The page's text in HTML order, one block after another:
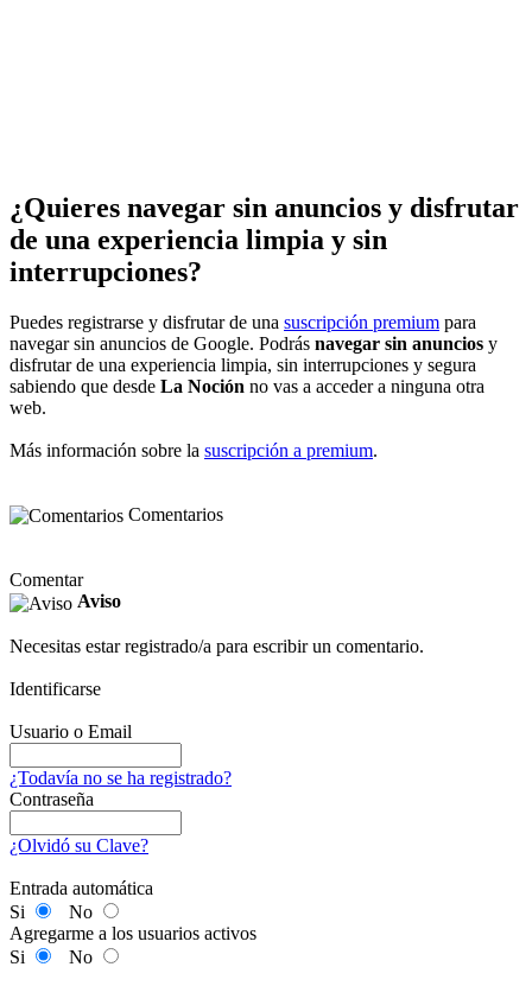
¿Quieres navegar sin anuncios y disfrutar
de una experiencia limpia y sin
interrupciones?
Puedes registrarse y disfrutar de una suscripción premium para
navegar sin anuncios de Google. Podrás navegar sin anuncios y
disfrutar de una experiencia limpia, sin interrupciones y segura
sabiendo que desde La Noción no vas a acceder a ninguna otra
web.
Más información sobre la suscripción a premium.
Comentarios
Comentar
Aviso
Necesitas estar registrado/a para escribir un comentario.
Identificarse
Usuario o Email
¿Todavía no se ha registrado?
Contraseña
¿Olvidó su Clave?
Entrada automática
Si
No
Agregarme a los usuarios activos
Si
No